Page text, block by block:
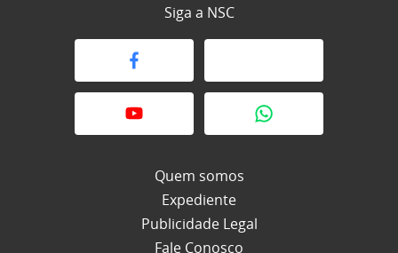
Siga a NSC
Quem somos
Expediente
Publicidade Legal
Fale Conosco